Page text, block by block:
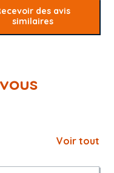
des avis
similaires
Voir tout